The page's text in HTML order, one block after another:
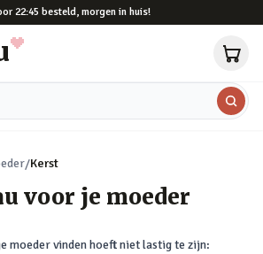
22:45 besteld, morgen in huis!
/Kerst
voor je moeder
moeder vinden hoeft niet lastig te zijn: